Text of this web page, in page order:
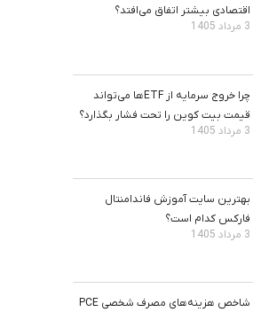
اقتصادی بیشتر اتفاق می‌افتد؟
3 مرداد 1405
چرا خروج سرمایه از ETFها می‌تواند
قیمت بیت‌ کوین را تحت فشار بگذارد؟
3 مرداد 1405
بهترین سایت آموزش فاندامنتال
فارکس کدام است؟
3 مرداد 1405
شاخص هزینه‌های مصرف شخصی PCE